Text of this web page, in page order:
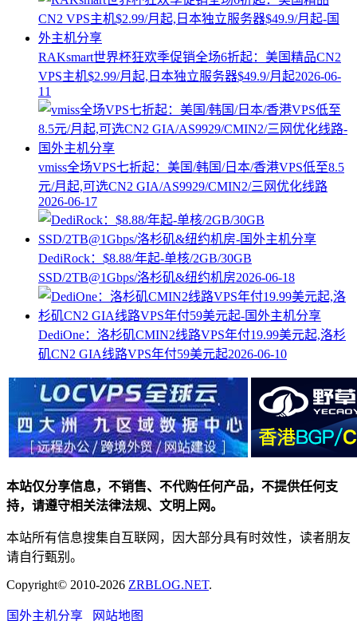
RAKsmart世界杯狂欢季促销全场6折起：美国精品CN2
VPS主机$2.99/月起,日本独立服务器$49.9/月起2026-06-
11
vmiss全场VPS七折起：美国/韩国/日本/香港VPS低至8.5
元/月起,可选CN2 GIA/AS9929/CMIN2/三网优化线路
2026-06-17
DediRock：$8.88/年起-单核/2GB/30GB
SSD/2TB@1Gbps/洛杉矶&纽约机房2026-06-18
DediOne：洛杉矶CMIN2线路VPS年付19.99美元起,洛杉
矶CN2 GIA线路VPS年付59美元起2026-06-10
本站仅分享信息，不销售、不代购任何产品，不提供任何支
持，请遵守相关法律法规、文明上网。
本站所有信息搜集自互联网，因大部分具有时效性，读者朋友
请自行甄别。
Copyright© 2010-2026 ZRBLOG.NET.
国外主机分享 网站地图